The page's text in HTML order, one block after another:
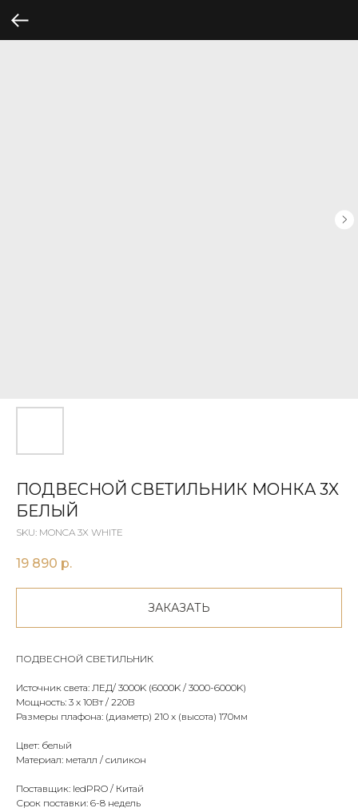
ПОДВЕСНОЙ СВЕТИЛЬНИК MOНКA 3X
БЕЛЫЙ
SKU: MONCA 3X WHITE
19 890 р.
ЗАКАЗАТЬ
ПОДВЕСНОЙ СВЕТИЛЬНИК
Источник света: ЛЕД/ 3000K (6000K / 3000-6000K)
Мощность: 3 x 10Вт / 220В
Размеры плафона: (диаметр) 210 x (высота) 170мм
Цвет: белый
Материал: металл / силикон
Поставщик: ledPRO / Китай
Срок поставки: 6-8 недель